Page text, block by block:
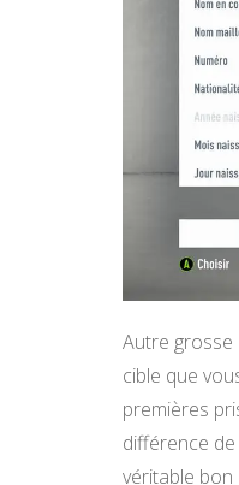
Autre grosse
cible que
premières
différence
véritable bon